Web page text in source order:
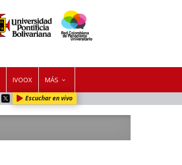
IVOOX MÁS
Escuchar en vivo